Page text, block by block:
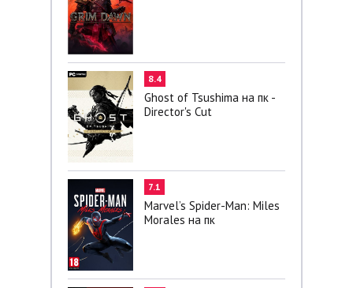
8.4
Ghost of Tsushima на пк -
Director's Cut
7.1
Marvel’s Spider-Man: Miles
Morales на пк